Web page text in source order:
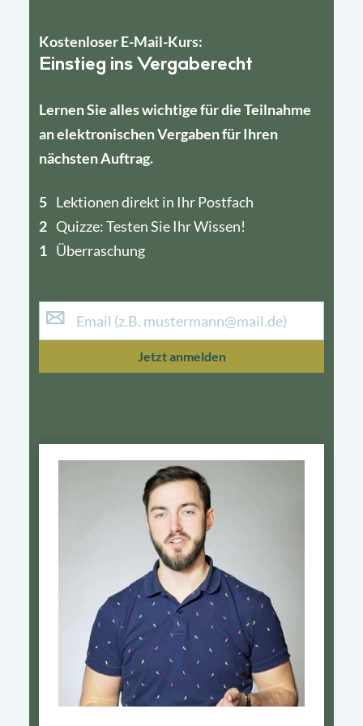
Kostenloser E-Mail-Kurs:
Einstieg ins Vergaberecht
Lernen Sie alles wichtige für die Teilnahme
an elektronischen Vergaben für Ihren
nächsten Auftrag.
5 Lektionen direkt in Ihr Postfach
2 Quizze: Testen Sie Ihr Wissen!
1 Überraschung
4
1
Jetzt anmelden